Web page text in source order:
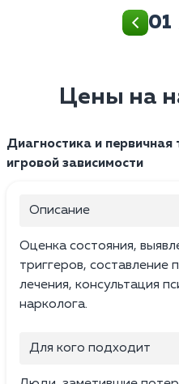
01
Цены на
Диагностика и первичная
игровой зависимости
Описание
Оценка состояния,
триггеров, составление
лечения, консультация
нарколога.
Для кого подходит